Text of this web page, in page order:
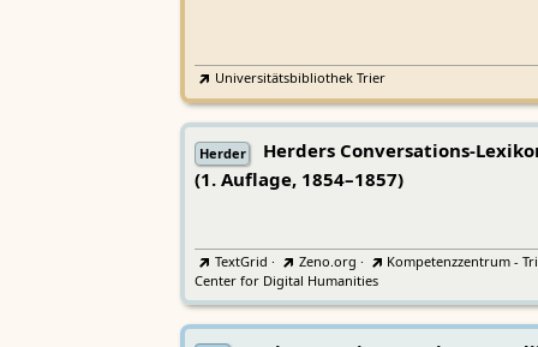
Universitätsbibliothek Trier
Herder
Herders Conversations-
(1. Auflage, 1854–1857)
TextGrid · Zeno.org ·
Kompetenzzentrum -
Center for Digital Humanities